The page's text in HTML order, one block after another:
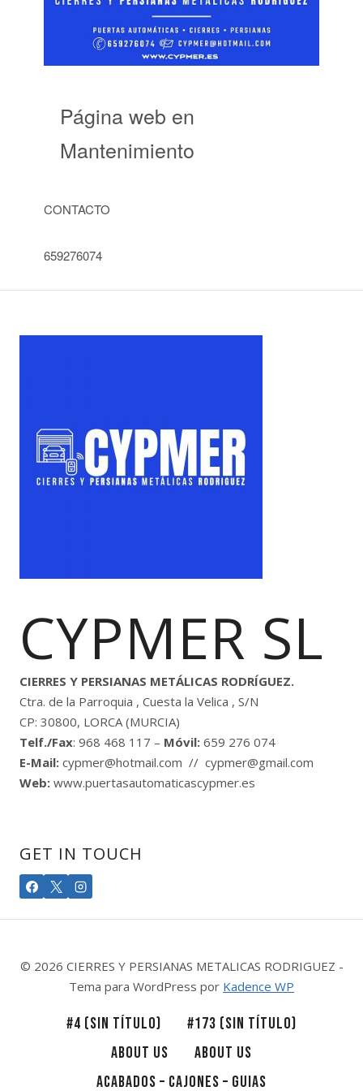
Página web en
Mantenimiento
CONTACTO
659276074
CYPMER SL
CIERRES Y PERSIANAS METÁLICAS RODRÍGUEZ.
Ctra. de la Parroquia , Cuesta la Velica , S/N
CP: 30800, LORCA (MURCIA)
Telf./Fax: 968 468 117 – Móvil: 659 276 074
E-Mail: cypmer@hotmail.com // cypmer@gmail.com
Web: www.puertasautomaticascypmer.es
GET IN TOUCH
© 2026 CIERRES Y PERSIANAS METALICAS RODRIGUEZ -
Tema para WordPress por Kadence WP
#4 (SIN TÍTULO)
#173 (SIN TÍTULO)
ABOUT US
ABOUT US
ACABADOS – CAJONES – GUIAS